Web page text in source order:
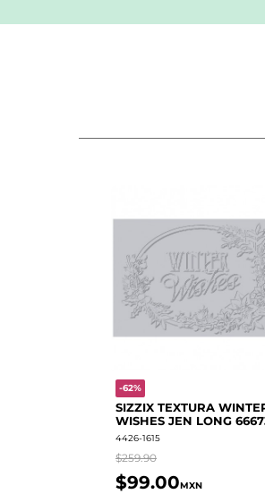
-62%
SIZZIX TEXTURA
WISHES JEN LONG
4426-1615
$259.90
$99.00MXN